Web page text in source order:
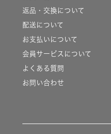
返品・交換について
配送について
お支払いについて
会員サービスについて
よくある質問
お問い合わせ